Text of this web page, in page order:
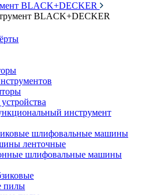
BLACK+DECKER
BLACK+DECKER
инструмент
шлифовальные машины
ленточные
шлифовальные машины
пилы